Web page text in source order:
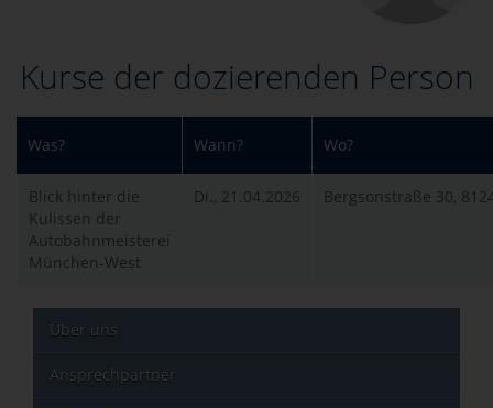
Kurse der dozierenden Person
Was? Wann? Wo?
Blick hinter die
Kulissen der
Autobahnmeisterei
München-West
Di., 21.04.2026 Bergsonstraße 30,
Über uns
Ansprechpartner